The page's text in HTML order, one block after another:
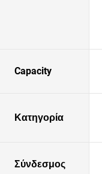
Capacity
Κατηγορία
Σύνδεσμος